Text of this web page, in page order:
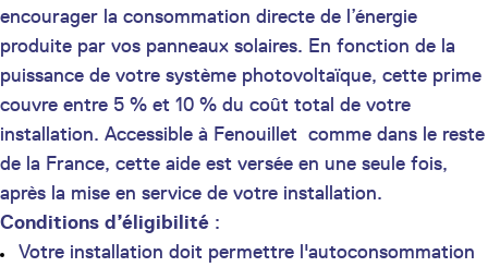
encourager la consommation directe de l’énergie
produite par vos panneaux solaires. En fonction de la
puissance de votre système photovoltaïque, cette prime
couvre entre 5 % et 10 % du coût total de votre
installation. Accessible à Fenouillet comme dans le reste
de la France, cette aide est versée en une seule fois,
après la mise en service de votre installation.
Conditions d’éligibilité :
Votre installation doit permettre l'autoconsommation